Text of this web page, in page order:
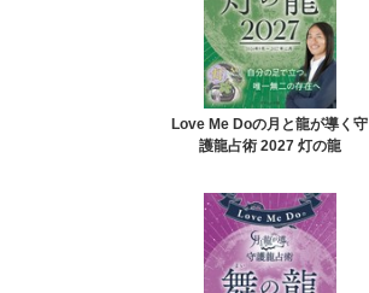
Love Me Doの月と龍が導く守
護龍占術 2027 灯の龍